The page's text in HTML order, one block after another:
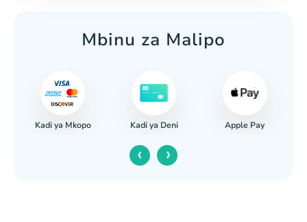
Mbinu za Malipo
Kadi ya Mkopo Kadi ya Deni Apple Pay
‹ ›